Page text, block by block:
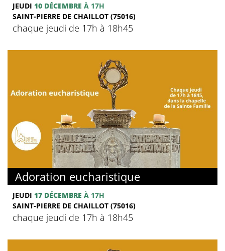
JEUDI 10 DÉCEMBRE À 17H
SAINT-PIERRE DE CHAILLOT (75016)
chaque jeudi de 17h à 18h45
Adoration eucharistique
JEUDI 17 DÉCEMBRE À 17H
SAINT-PIERRE DE CHAILLOT (75016)
chaque jeudi de 17h à 18h45